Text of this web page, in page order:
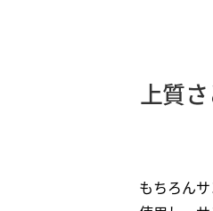
上質
もちろん